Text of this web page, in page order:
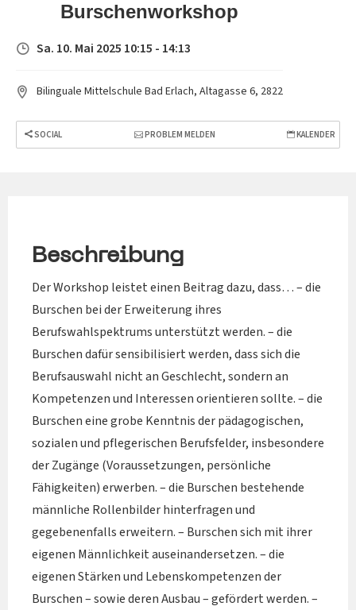
Burschenworkshop
Sa. 10. Mai 2025 10:15 - 14:13
Bilinguale Mittelschule Bad Erlach, Altagasse 6, 2822
SOCIAL PROBLEM MELDEN KALENDER
Beschreibung
Der Workshop leistet einen Beitrag dazu, dass… – die
Burschen bei der Erweiterung ihres
Berufswahlspektrums unterstützt werden. – die
Burschen dafür sensibilisiert werden, dass sich die
Berufsauswahl nicht an Geschlecht, sondern an
Kompetenzen und Interessen orientieren sollte. – die
Burschen eine grobe Kenntnis der pädagogischen,
sozialen und pflegerischen Berufsfelder, insbesondere
der Zugänge (Voraussetzungen, persönliche
Fähigkeiten) erwerben. – die Burschen bestehende
männliche Rollenbilder hinterfragen und
gegebenenfalls erweitern. – Burschen sich mit ihrer
eigenen Männlichkeit auseinandersetzen. – die
eigenen Stärken und Lebenskompetenzen der
Burschen – sowie deren Ausbau – gefördert werden. –